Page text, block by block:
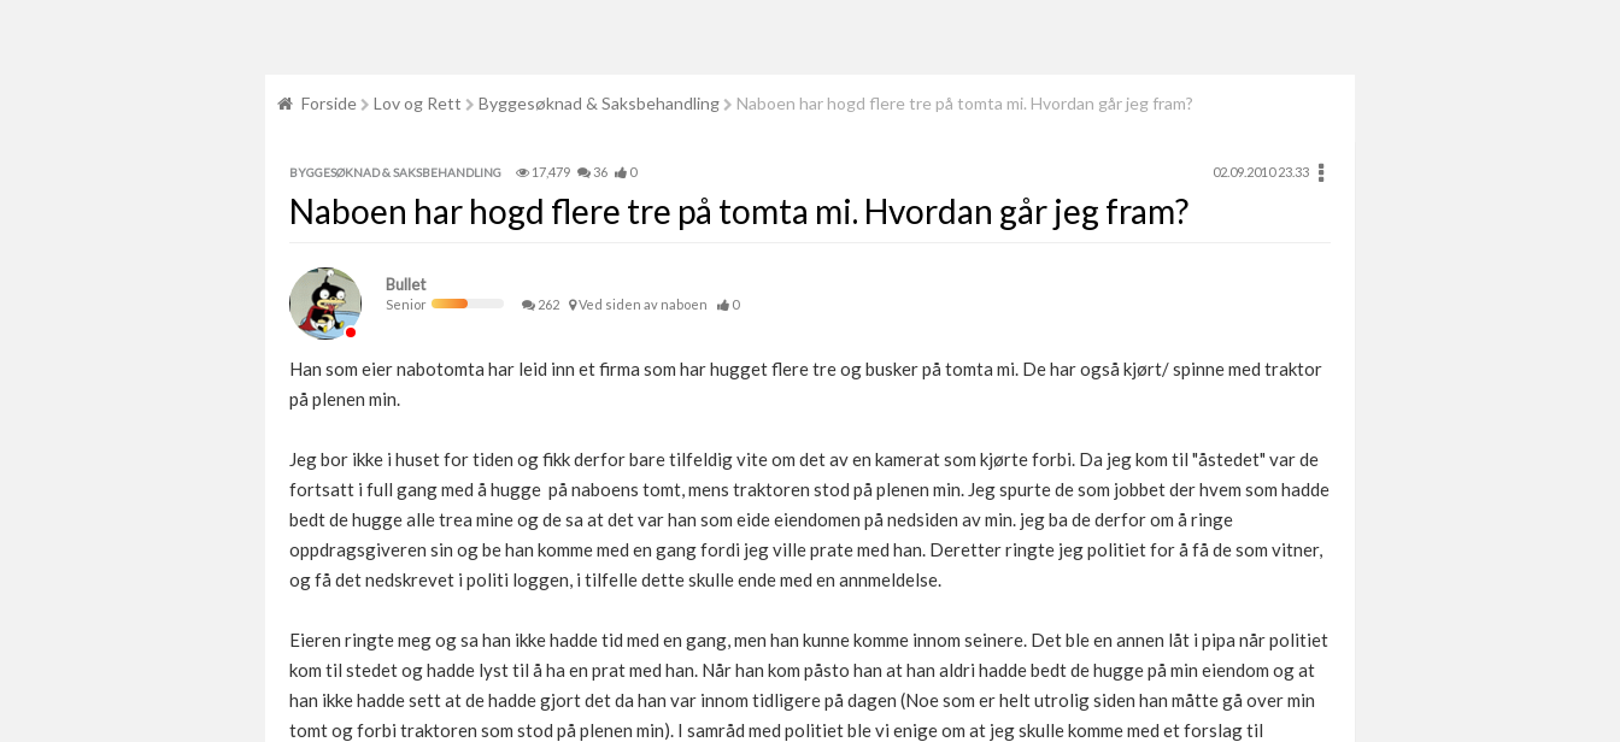
Forside Lov og Rett Byggesøknad & Saksbehandling Naboen har hogd flere tre på tomta mi. Hvordan går jeg fram?
BYGGESØKNAD & SAKSBEHANDLING 17,479 36 0 02.09.2010 23.33
Naboen har hogd flere tre på tomta mi. Hvordan går jeg fram?
Bullet
Senior 262 Ved siden av naboen 0
Han som eier nabotomta har leid inn et firma som har hugget flere tre og busker på tomta mi. De har også kjørt/ spinne med traktor
på plenen min.
Jeg bor ikke i huset for tiden og fikk derfor bare tilfeldig vite om det av en kamerat som kjørte forbi. Da jeg kom til "åstedet" var de
fortsatt i full gang med å hugge på naboens tomt, mens traktoren stod på plenen min. Jeg spurte de som jobbet der hvem som hadde
bedt de hugge alle trea mine og de sa at det var han som eide eiendomen på nedsiden av min. jeg ba de derfor om å ringe
oppdragsgiveren sin og be han komme med en gang fordi jeg ville prate med han. Deretter ringte jeg politiet for å få de som vitner,
og få det nedskrevet i politi loggen, i tilfelle dette skulle ende med en annmeldelse.
Eieren ringte meg og sa han ikke hadde tid med en gang, men han kunne komme innom seinere. Det ble en annen låt i pipa når politiet
kom til stedet og hadde lyst til å ha en prat med han. Når han kom påsto han at han aldri hadde bedt de hugge på min eiendom og at
han ikke hadde sett at de hadde gjort det da han var innom tidligere på dagen (Noe som er helt utrolig siden han måtte gå over min
tomt og forbi traktoren som stod på plenen min). I samråd med politiet ble vi enige om at jeg skulle komme med et forslag til